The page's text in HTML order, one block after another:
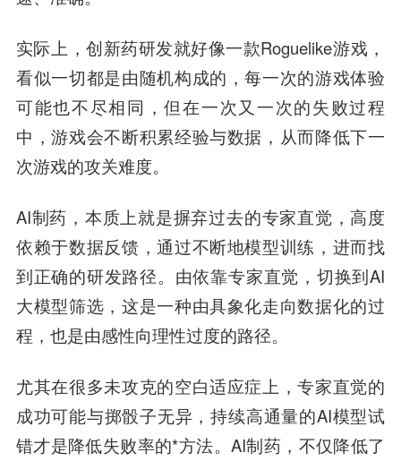
实际上，创新药研发就好像一款Roguelike游戏，
看似一切都是由随机构成的，每一次的游戏体验
可能也不尽相同，但在一次又一次的失败过程
中，游戏会不断积累经验与数据，从而降低下一
次游戏的攻关难度。
AI制药，本质上就是摒弃过去的专家直觉，高度
依赖于数据反馈，通过不断地模型训练，进而找
到正确的研发路径。由依靠专家直觉，切换到AI
大模型筛选，这是一种由具象化走向数据化的过
程，也是由感性向理性过度的路径。
尤其在很多未攻克的空白适应症上，专家直觉的
成功可能与掷骰子无异，持续高通量的AI模型试
错才是降低失败率的*方法。AI制药，不仅降低了